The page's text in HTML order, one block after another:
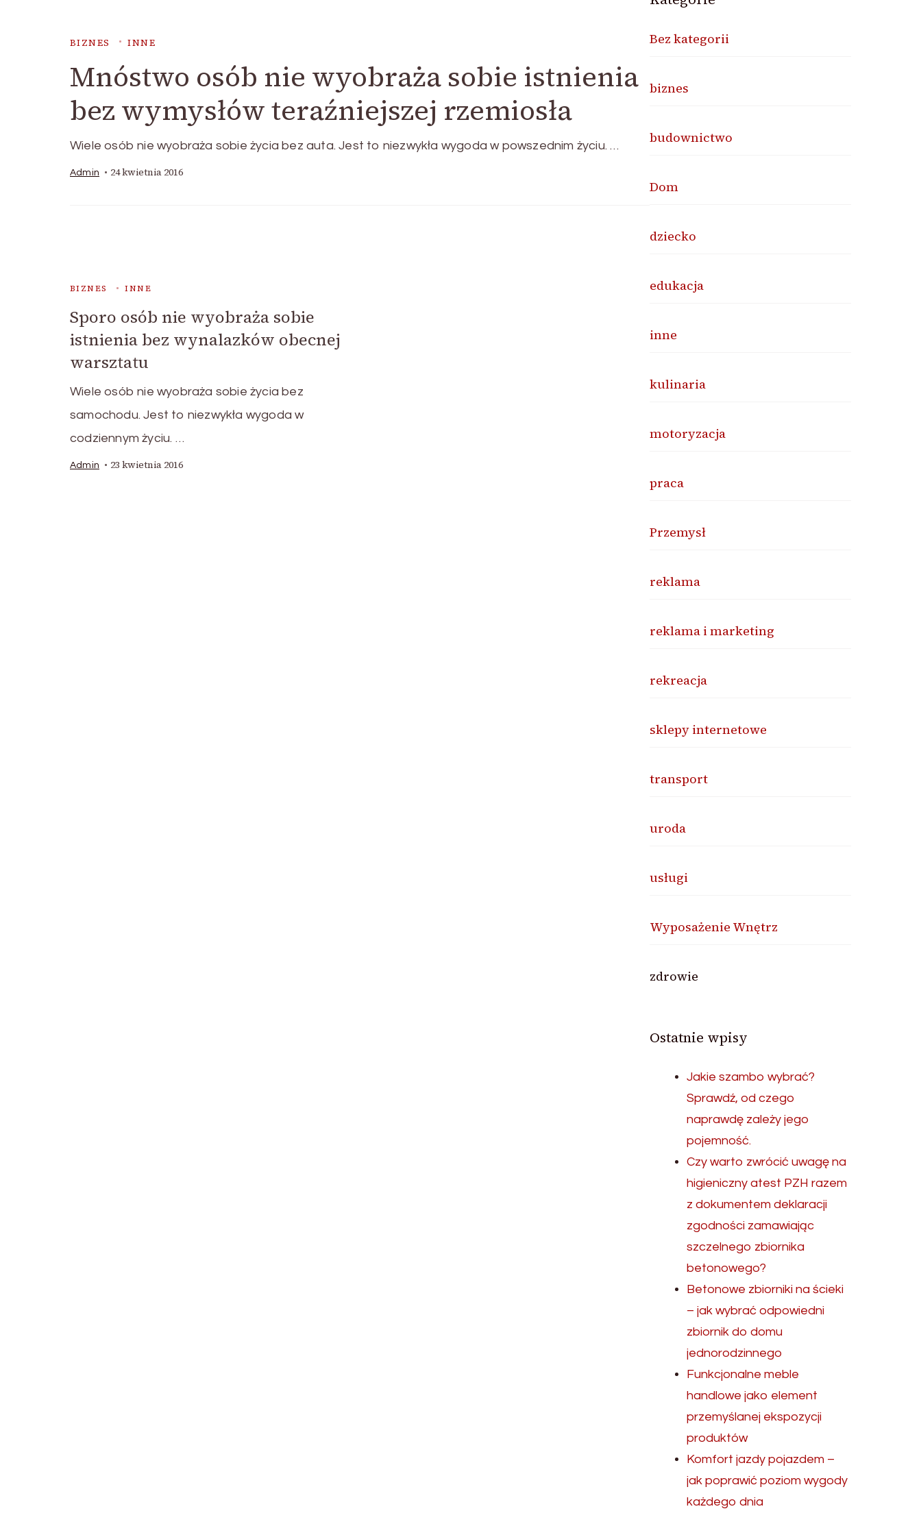
BIZNES INNE
Mnóstwo osób nie wyobraża sobie istnienia
bez wymysłów teraźniejszej rzemiosła
Wiele osób nie wyobraża sobie życia bez auta. Jest to niezwykła wygoda w powszednim życiu. …
Admin 24 kwietnia 2016
BIZNES INNE
Sporo osób nie wyobraża sobie
istnienia bez wynalazków obecnej
warsztatu
Wiele osób nie wyobraża sobie życia bez
samochodu. Jest to niezwykła wygoda w
codziennym życiu. …
Admin 23 kwietnia 2016
Bez kategorii
biznes
budownictwo
Dom
dziecko
edukacja
inne
kulinaria
motoryzacja
praca
Przemysł
reklama
reklama i marketing
rekreacja
sklepy internetowe
transport
uroda
usługi
Wyposażenie Wnętrz
zdrowie
Ostatnie wpisy
Jakie szambo wybrać?
Sprawdź, od czego
naprawdę zależy jego
pojemność.
Czy warto zwrócić uwagę na
higieniczny atest PZH razem
z dokumentem deklaracji
zgodności zamawiając
szczelnego zbiornika
betonowego?
Betonowe zbiorniki na ścieki
– jak wybrać odpowiedni
zbiornik do domu
jednorodzinnego
Funkcjonalne meble
handlowe jako element
przemyślanej ekspozycji
produktów
Komfort jazdy pojazdem –
jak poprawić poziom wygody
każdego dnia